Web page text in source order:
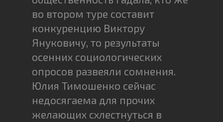
во втором туре составит
конкуренцию Виктору
Януковичу, то результаты
осенних социологических
опросов развеяли сомнения.
Юлия Тимошенко сейчас
недосягаема для прочих
желающих схлестнуться в